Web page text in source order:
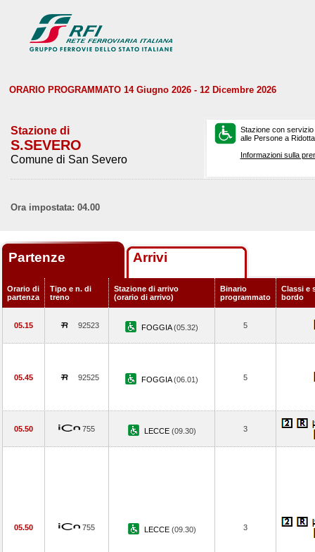
ORARIO PROGRAMMATO 14 Giugno 2026 - 12 Dicembre 2026
Stazione di
S.SEVERO
Comune di San Severo
Stazione con
alle Persone a
Informazioni sulla
Ora impostata: 04.00
Partenze Arrivi
Orario di
partenza
Tipo e n. di
treno
Stazione di arrivo
(orario di arrivo)
Binario
programmato
Classi e
bordo
05.15 92523 FOGGIA(05.32) 5
05.45 92525 FOGGIA(06.01) 5
05.50 755 LECCE (09.30) 3
05.50 755 LECCE (09.30) 3